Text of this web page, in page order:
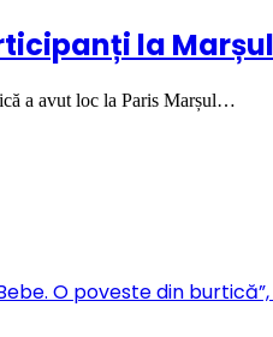
la
a avut loc la Paris Marșul…
O poveste din